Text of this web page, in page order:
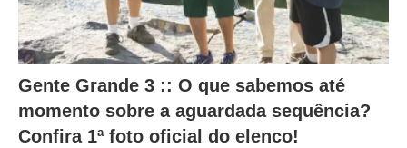
t
e
r
a
m
Gente Grande 3 :: O que sabemos até
momento sobre a aguardada sequência?
Confira 1ª foto oficial do elenco!